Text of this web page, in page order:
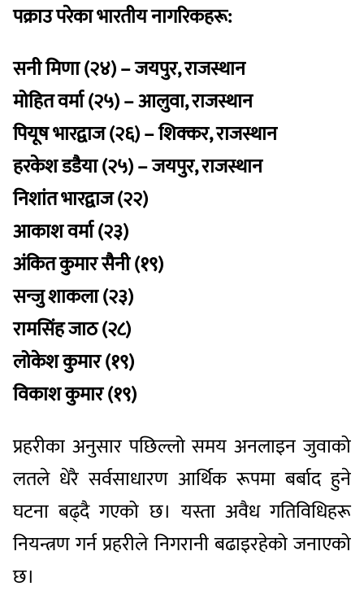
पक्राउ परेका भारतीय नागरिकहरू:
सनी मिणा (२४) – जयपुर, राजस्थान
मोहित वर्मा (२५) – आलुवा, राजस्थान
पियूष भारद्वाज (२६) – शिक्कर, राजस्थान
हरकेश डडैया (२५) – जयपुर, राजस्थान
निशांत भारद्वाज (२२)
आकाश वर्मा (२३)
अंकित कुमार सैनी (१९)
सन्जु शाकला (२३)
रामसिंह जाठ (२८)
लोकेश कुमार (१९)
विकाश कुमार (१९)
प्रहरीका अनुसार पछिल्लो समय अनलाइन जुवाको
लतले धेरै सर्वसाधारण आर्थिक रूपमा बर्बाद हुने
घटना बढ्दै गएको छ। यस्ता अवैध गतिविधिहरू
नियन्त्रण गर्न प्रहरीले निगरानी बढाइरहेको जनाएको
छ।